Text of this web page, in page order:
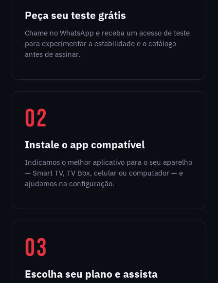
Peça seu teste grátis
Chame no WhatsApp e receba um acesso de teste
para experimentar a estabilidade e o catálogo
antes de assinar.
02
Instale o app compatível
Indicamos o melhor aplicativo para o seu aparelho
— Smart TV, TV Box, celular ou computador — e
ajudamos na configuração.
03
Escolha seu plano e assista